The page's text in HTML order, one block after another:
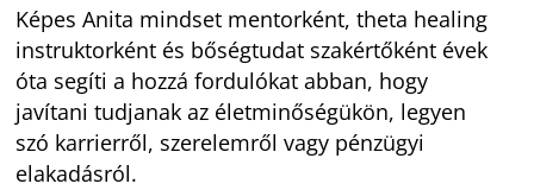
Képes Anita mindset mentorként, theta healing
instruktorként és bőségtudat szakértőként évek
óta segíti a hozzá fordulókat abban, hogy
javítani tudjanak az életminőségükön, legyen
szó karrierről, szerelemről vagy pénzügyi
elakadásról.